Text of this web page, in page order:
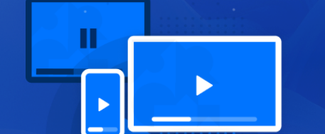
Susana Lemos